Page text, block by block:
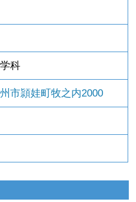
科
市頴娃町牧之内2000